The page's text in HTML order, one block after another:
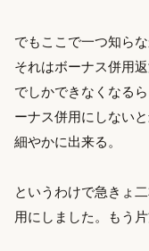
でもここで一つ知らな
それはボーナス併用
でしかできなくなる
ーナス併用にしない
細やかに出来る。
というわけで急きょ
用にしました。もう